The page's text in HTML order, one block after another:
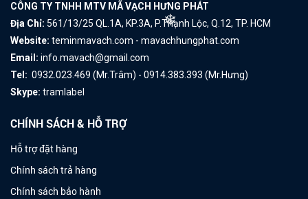
CÔNG TY TNHH MTV MÃ VẠCH HƯNG PHÁT
Địa Chỉ: 561/13/25 QL.1A, KP.3A, P.Thạnh Lộc, Q.12, TP. HCM
Website: teminmavach.com - mavachhungphat.com
Email: info.mavach@gmail.com
Tel: 0932.023.469 (Mr.Trâm) - 0914.383.393 (Mr.Hưng)
Skype: tramlabel
CHÍNH SÁCH & HỖ TRỢ
Hỗ trợ đặt hàng
Chính sách trả hàng
Chính sách bảo hành
❄